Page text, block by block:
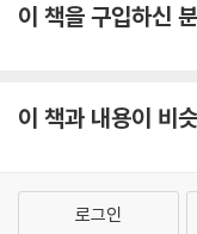
과 슬픔을 비껴가지 않는
원처럼, 우리는 우리의 상
리가 살아가는 이 세계에
럼, 우리가 살고 있는 이
아갈 때 찬연히 빛날 수
이 책을 구입하신
이 책과 내용이 비
로그인